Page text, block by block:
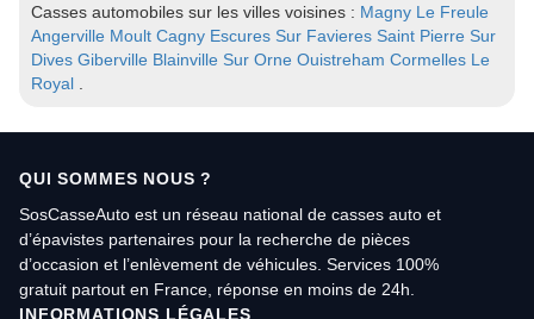
Casses automobiles sur les villes voisines : Magny Le Freule
Angerville Moult Cagny Escures Sur Favieres Saint Pierre Sur
Dives Giberville Blainville Sur Orne Ouistreham Cormelles Le
Royal
QUI SOMMES NOUS ?
SosCasseAuto est un réseau national de casses auto et
d’épavistes partenaires pour la recherche de pièces
d’occasion et l’enlèvement de véhicules. Services 100%
gratuit partout en France, réponse en moins de 24h.
INFORMATIONS LÉGALES